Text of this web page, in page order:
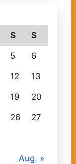
S S
5 6
12 13
19 20
26 27
Aug. »